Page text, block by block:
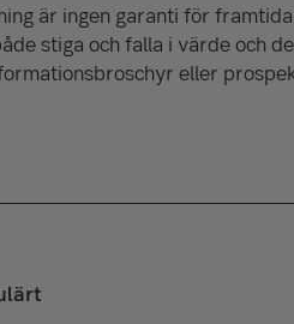
är ingen garanti för
stiga och falla i värde och
eller